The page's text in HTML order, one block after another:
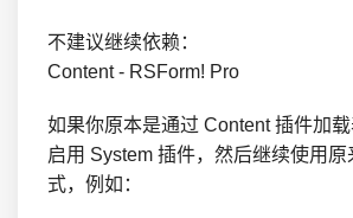
不建议继续依赖：
Content - RSForm! Pro
如果你原本是通过 Content 插件加
启用 System 插件，然后继续使用原
式，例如：